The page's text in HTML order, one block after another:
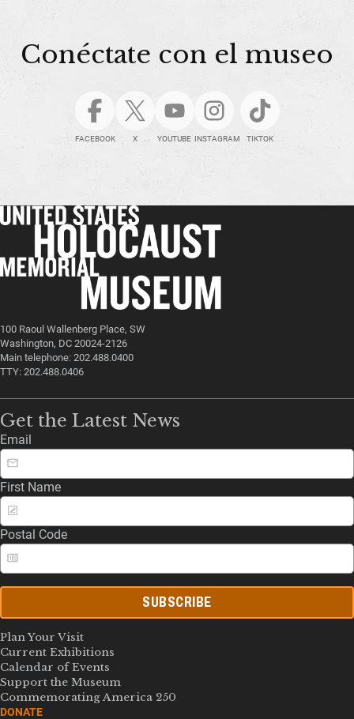
Conéctate con el museo
FACEBOOK X YOUTUBE INSTAGRAM TIKTOK
100 Raoul Wallenberg Place, SW
Washington, DC 20024-2126
Main telephone: 202.488.0400
TTY: 202.488.0406
Get the Latest News
Email
First Name
Postal Code
SUBSCRIBE
Plan Your Visit
Current Exhibitions
Calendar of Events
Support the Museum
Commemorating America 250
DONATE